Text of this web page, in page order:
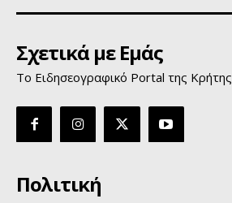
Σχετικά με Εμάς
Το Ειδησεογραφικό Portal της Κρήτης
Πολιτική